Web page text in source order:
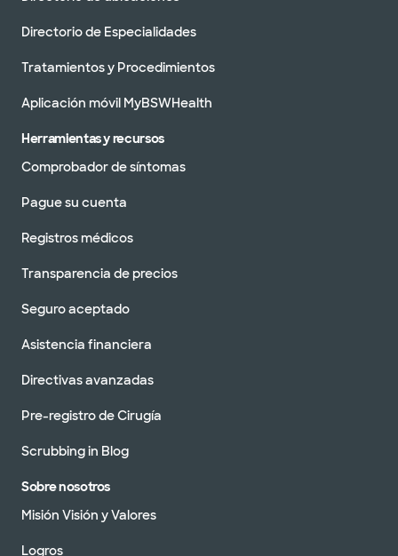
Directorio de Especialidades
Tratamientos y Procedimientos
Aplicación móvil MyBSWHealth
Herramientas y recursos
Comprobador de síntomas
Pague su cuenta
Registros médicos
Transparencia de precios
Seguro aceptado
Asistencia financiera
Directivas avanzadas
Pre-registro de Cirugía
Scrubbing in Blog
Sobre nosotros
Misión Visión y Valores
Logros